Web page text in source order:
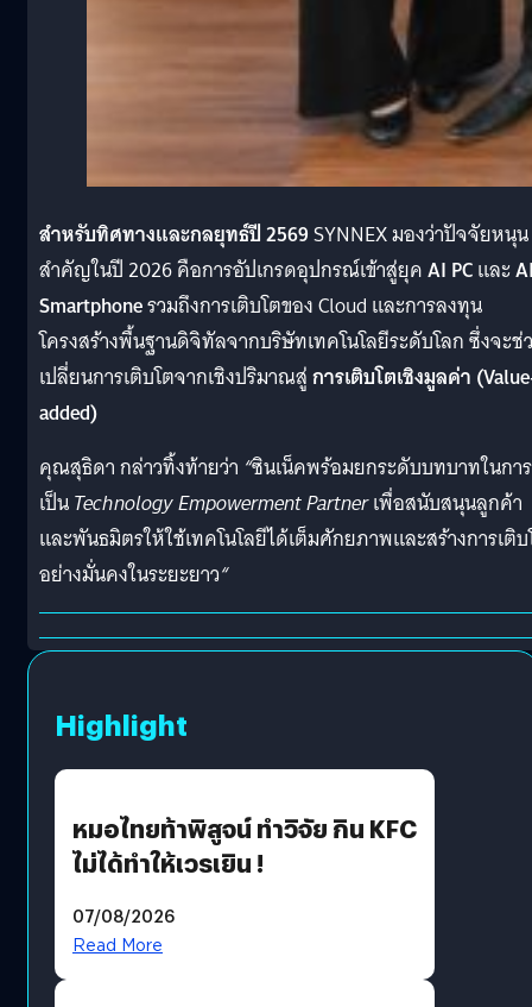
สำหรับทิศทางและกลยุทธ์ปี 2569SYNNEX มองว่าปัจจัยหนุน
สำคัญในปี 2026 คือการอัปเกรดอุปกรณ์เข้าสู่ยุคAI PCและ
Smartphoneรวมถึงการเติบโตของ Cloud และการลงทุน
โครงสร้างพื้นฐานดิจิทัลจากบริษัทเทคโนโลยีระดับโลก ซึ่งจะช่
เปลี่ยนการเติบโตจากเชิงปริมาณสู่การเติบโตเชิงมูลค่า
added)
คุณสุธิดา กล่าวทิ้งท้ายว่า “ซินเน็คพร้อมยกระดับบทบาทในการ
เป็นTechnology Empowerment Partnerเพื่อสนับสนุนลูกค้า
และพันธมิตรให้ใช้เทคโนโลยีได้เต็มศักยภาพและสร้างการเติ
อย่างมั่นคงในระยะยาว“
Highlight
หมอไทยท้าพิสูจน์ ทำวิจัย กิน KFC
ไม่ได้ทำให้เวรเยิน !
07/08/2026
Read More